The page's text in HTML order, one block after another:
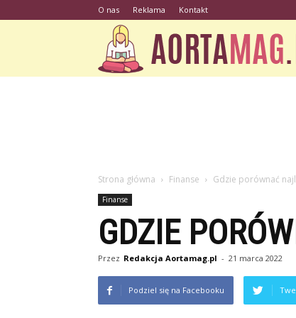
O nas Reklama Kontakt
Strona główna Finanse Gdzie porównać
Finanse
GDZIE
Przez Redakcja Aortamag.pl - 21 marca 2022
Podziel się na Facebooku